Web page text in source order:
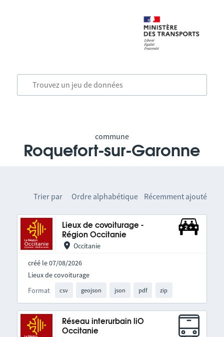
commune
Roquefort-sur-Garonne
Trier par Ordre alphabétique Récemment ajouté
Lieux de covoiturage -
Région Occitanie
Occitanie
créé le 07/08/2026
Format csv geojson json pdf zip
Lieux de covoiturage
Réseau interurbain liO
Occitanie